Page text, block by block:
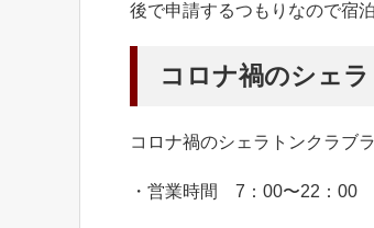
後で申請するつもりなので宿
コロナ禍のシェ
コロナ禍のシェラトンクラブ
・営業時間 7：00〜22：00